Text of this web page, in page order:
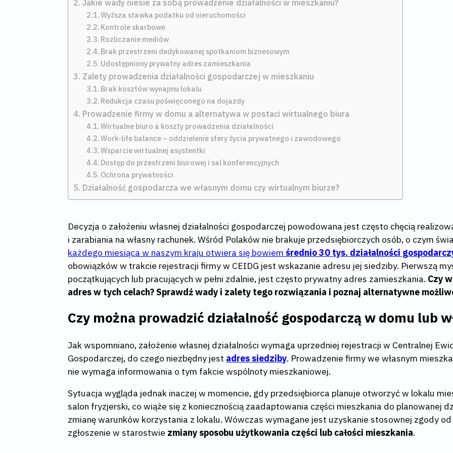
Jakie wady niesie za sobą prowadzenie działalności w mieszkaniu?
Wyższa stawka podatku od nieruchomości
Kontrole skarbowe
Rozliczanie mediów
Brak przestrzeni dedykowanej spotkaniom biznesowym
Udostępniony prywatny adres zamieszkania
Zalety prowadzenia działalności gospodarczej w mieszkaniu
Brak kosztów wynajmu lokalu
Redukcja czasu poświęconego na dojazdy
Prowadzenie firmy w domu a alternatywa w postaci wirtualnego biura
Wirtualne biuro a koszty prowadzenia działalności
Work-life balance – oddzielenie sfery życia prywatnego i zawodowego
Wsparcie wirtualnej asystentki
Dostęp do przestrzeni biurowej i sal konferencyjnych
Ochrona prywatności
Działalność gospodarcza we własnym domu czy wirtualnym biurze?
Decyzja o założeniu własnej działalności gospodarczej powodowana jest często chęcią
i zarabiania na własny rachunek. Wśród Polaków nie brakuje przedsiębiorczych osób, o czym
każdego miesiąca w naszym kraju otwiera się bowiemśrednio 30 tys. działalności
obowiązków w trakcie rejestracji firmy w CEIDG jest wskazanie adresu jej siedziby. Pierwszą
początkujących lub pracujących w pełni zdalnie, jest często prywatny adres zamieszkania. Czy
adres w tych celach? Sprawdź wady i zalety tego rozwiązania i poznaj alternatywne
Czy można prowadzić działalność gospodarczą w domu lub
Jak wspomniano, założenie własnej działalności wymaga uprzedniej rejestracji w Centralnej
Gospodarczej, do czego niezbędny jest adres siedziby. Prowadzenie firmy we własnym
nie wymaga informowania o tym fakcie wspólnoty mieszkaniowej.
Sytuacja wygląda jednak inaczej w momencie, gdy przedsiębiorca planuje otworzyć w lokalu
salon fryzjerski, co wiąże się z koniecznością zaadaptowania części mieszkania do planowanej
zmianę warunków korzystania z lokalu. Wówczas wymagane jest uzyskanie stosownej zgody
zgłoszenie w starostwie zmiany sposobu użytkowania części lub całości mieszkania.